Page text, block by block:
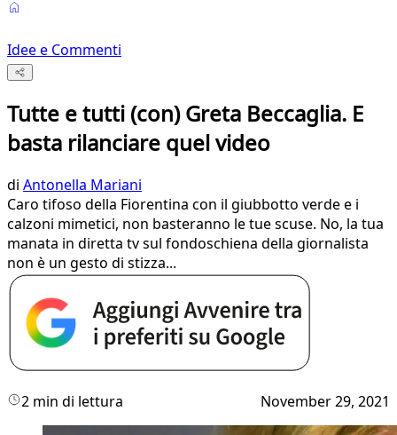
Idee e Commenti
Tutte e tutti (con) Greta Beccaglia. E
basta rilanciare quel video
di Antonella Mariani
Caro tifoso della Fiorentina con il giubbotto verde e i
calzoni mimetici, non basteranno le tue scuse. No, la tua
manata in diretta tv sul fondoschiena della giornalista
non è un gesto di stizza...
2 min di lettura November 29, 2021